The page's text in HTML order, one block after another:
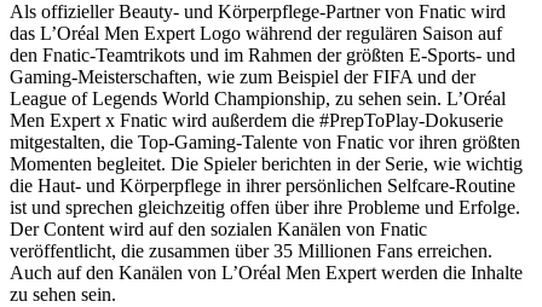
Als offizieller Beauty- und Körperpflege-Partner von Fnatic wird
das L’Oréal Men Expert Logo während der regulären Saison auf
den Fnatic-Teamtrikots und im Rahmen der größten E-Sports- und
Gaming-Meisterschaften, wie zum Beispiel der FIFA und der
League of Legends World Championship, zu sehen sein. L’Oréal
Men Expert x Fnatic wird außerdem die #PrepToPlay-Dokuserie
mitgestalten, die Top-Gaming-Talente von Fnatic vor ihren größten
Momenten begleitet. Die Spieler berichten in der Serie, wie wichtig
die Haut- und Körperpflege in ihrer persönlichen Selfcare-Routine
ist und sprechen gleichzeitig offen über ihre Probleme und Erfolge.
Der Content wird auf den sozialen Kanälen von Fnatic
veröffentlicht, die zusammen über 35 Millionen Fans erreichen.
Auch auf den Kanälen von L’Oréal Men Expert werden die Inhalte
zu sehen sein.